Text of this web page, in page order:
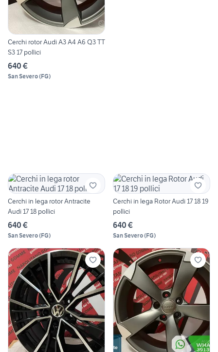
Cerchi rotor Audi A3 A4 A6 Q3 TT
S3 17 pollici
640 €
San Severo(FG)
Cerchi in lega rotor Antracite
Audi 17 18 pollici
640 €
San Severo(FG)
Cerchi in lega Rotor Audi 17 18 19
pollici
640 €
San Severo(FG)